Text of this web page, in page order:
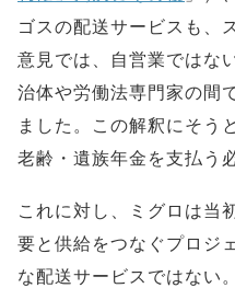
ゴスの配送サービスも、
意見では、自営業ではな
治体や労働法専門家の間
ました。この解釈にそう
老齢・遺族年金を支払う
これに対し、ミグロは当
要と供給をつなぐプロジ
な配送サービスではない